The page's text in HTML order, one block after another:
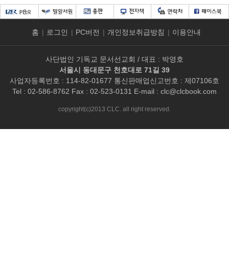
홈 | 로그인 | PC버전 | 개인정보취급방침 | 이용안내
사단법인 기독교 문서선교회 / 대표 : 박영호
서울시 동대문구 천호대로 71길 39
사업자등록번호 : 114-82-01677 통신판매업신고번호 : 제07106호
Tel : 02-586-8762 Fax : 02-523-0131 E-mail : clc@clcbook.com
copyright(c)2013 CLC. all right reserved.